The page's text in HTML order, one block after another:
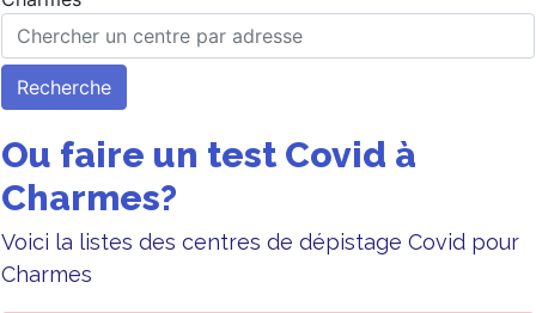
Recherche
Ou faire un test Covid à
Charmes?
Voici la listes des centres de dépistage Covid pour
Charmes